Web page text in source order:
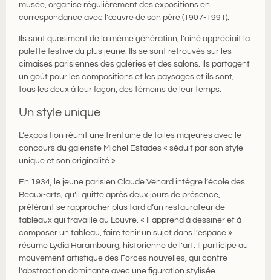
musée, organise régulièrement des expositions en
correspondance avec l’œuvre de son père (1907-1991).
Ils sont quasiment de la même génération, l’aîné appréciait la
palette festive du plus jeune. Ils se sont retrouvés sur les
cimaises parisiennes des galeries et des salons. Ils partagent
un goût pour les compositions et les paysages et ils sont,
tous les deux à leur façon, des témoins de leur temps.
Un style unique
L’exposition réunit une trentaine de toiles majeures avec le
concours du galeriste Michel Estades « séduit par son style
unique et son originalité ».
En 1934, le jeune parisien Claude Venard intègre l’école des
Beaux-arts, qu’il quitte après deux jours de présence,
préférant se rapprocher plus tard d’un restaurateur de
tableaux qui travaille au Louvre. « Il apprend à dessiner et à
composer un tableau, faire tenir un sujet dans l’espace »
résume Lydia Harambourg, historienne de l’art. Il participe au
mouvement artistique des Forces nouvelles, qui contre
l’abstraction dominante avec une figuration stylisée.